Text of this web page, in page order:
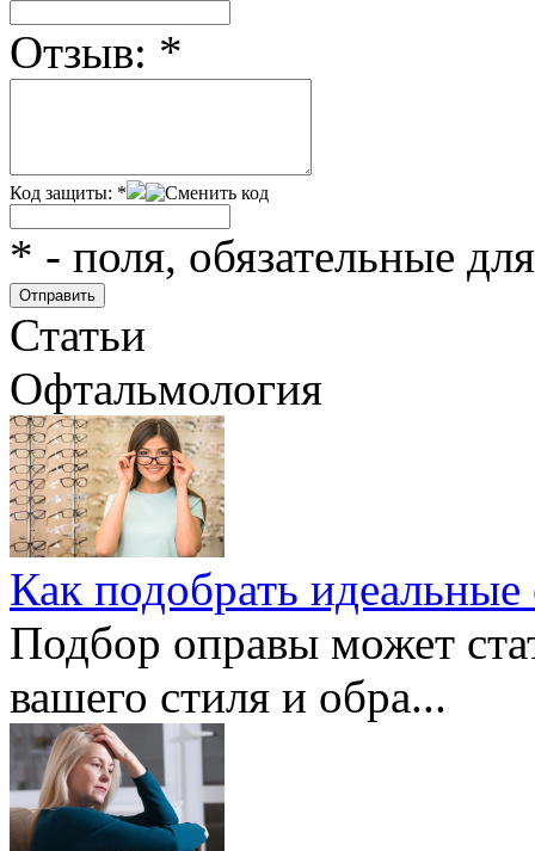
Отзыв: *
Код защиты: *
* - поля, обязательные
Статьи
Офтальмология
Как подобрать
Подбор оправы может
вашего стиля и обра...